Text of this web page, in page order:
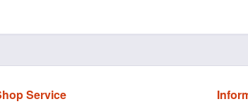
Service